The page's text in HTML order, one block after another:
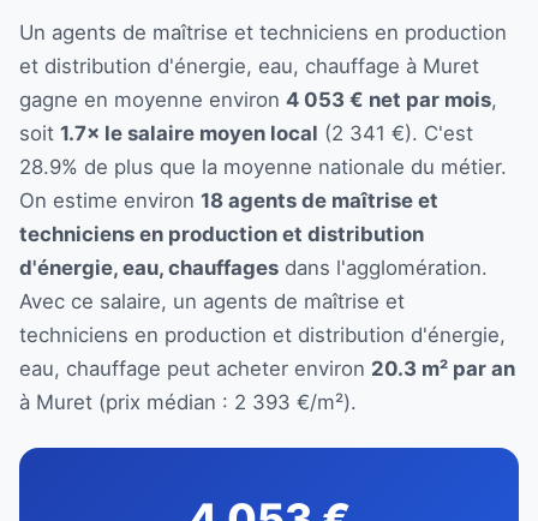
Un agents de maîtrise et techniciens en production
et distribution d'énergie, eau, chauffage à Muret
gagne en moyenne environ 4 053 € net par mois,
soit 1.7× le salaire moyen local (2 341 €). C'est
28.9% de plus que la moyenne nationale du métier.
On estime environ 18 agents de maîtrise et
techniciens en production et distribution
d'énergie, eau, chauffages dans l'agglomération.
Avec ce salaire, un agents de maîtrise et
techniciens en production et distribution d'énergie,
eau, chauffage peut acheter environ 20.3 m² par an
à Muret (prix médian : 2 393 €/m²).